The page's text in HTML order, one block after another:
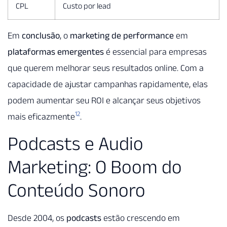
CPL Custo por lead
Em conclusão, o marketing de performance em
plataformas emergentes é essencial para empresas
que querem melhorar seus resultados online. Com a
capacidade de ajustar campanhas rapidamente, elas
podem aumentar seu ROI e alcançar seus objetivos
mais eficazmente12.
Podcasts e Audio
Marketing: O Boom do
Conteúdo Sonoro
Desde 2004, os podcasts estão crescendo em